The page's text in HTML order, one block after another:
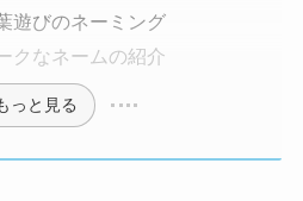
遊びのネーミング
クなネームの紹介
っと見る